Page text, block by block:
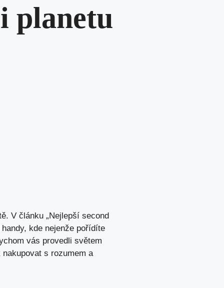
planetu
V článku „Nejlepší second
kde nejenže pořídíte
vás provedli světem
s rozumem a